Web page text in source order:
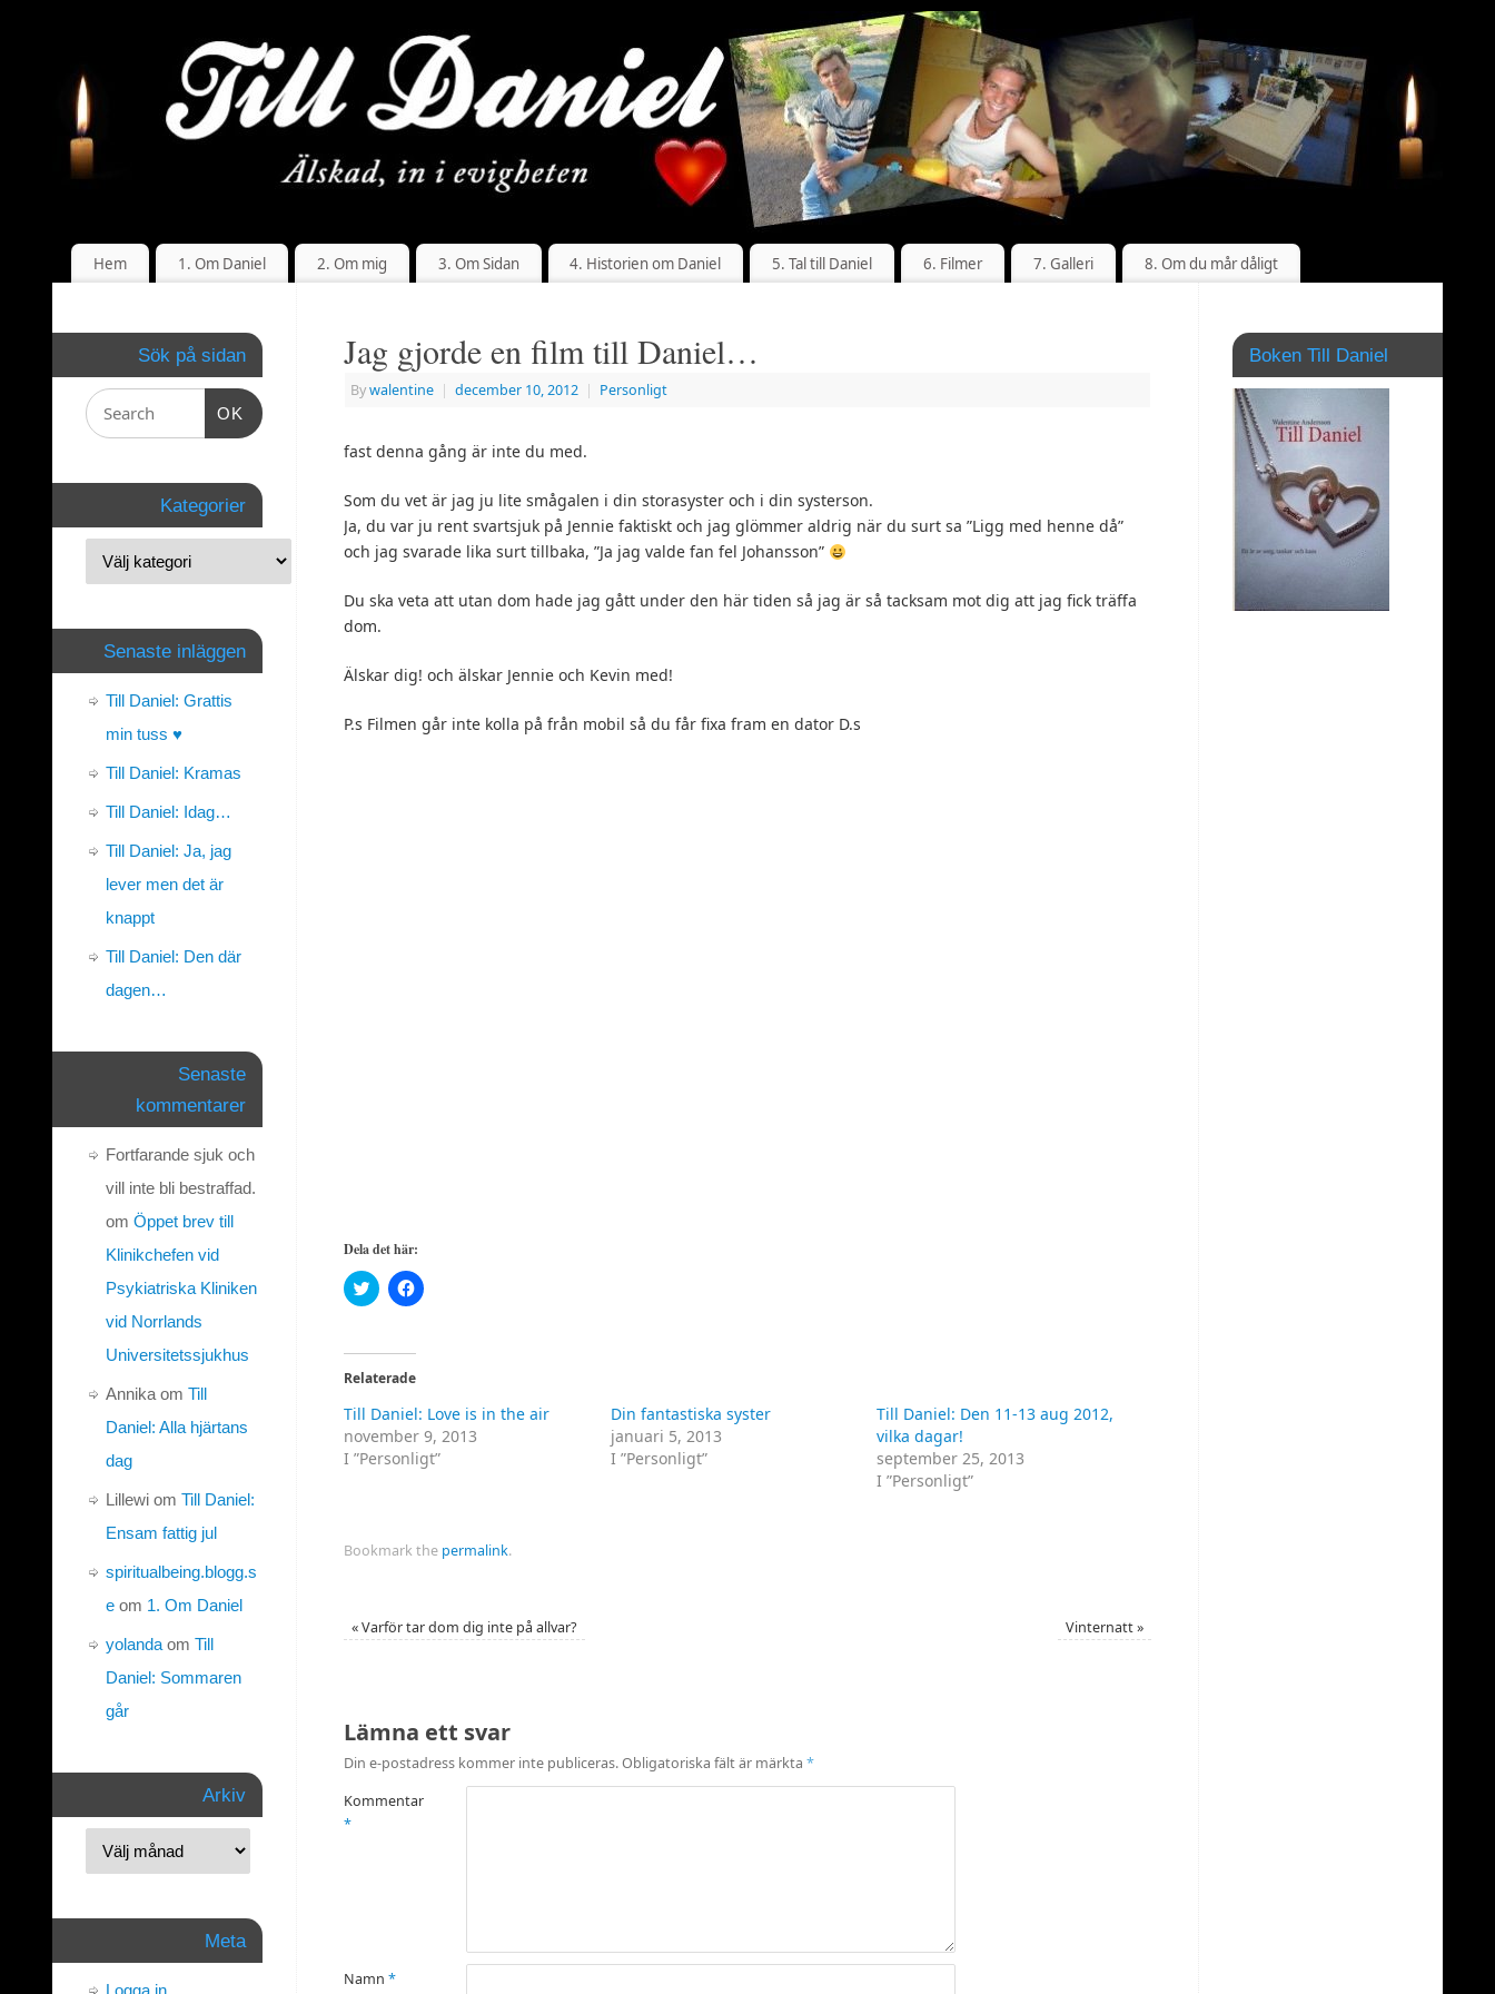
Hem 1. Om Daniel 2. Om mig 3. Om Sidan 4. Historien om Daniel 5. Tal till Daniel 6. Filmer 7. Galleri 8. Om du mår dåligt
Jag gjorde en film till Daniel…
Bywalentine | december 10, 2012 | Personligt
fast denna gång är inte du med.
Som du vet är jag ju lite smågalen i din storasyster och i din systerson.
Ja, du var ju rent svartsjuk på Jennie faktiskt och jag glömmer aldrig när du surt sa ”Ligg med henne då”
och jag svarade lika surt tillbaka, ”Ja jag valde fan fel Johansson”
Du ska veta att utan dom hade jag gått under den här tiden så jag är så tacksam mot dig att jag fick träffa
dom.
Älskar dig! och älskar Jennie och Kevin med!
P.s Filmen går inte kolla på från mobil så du får fixa fram en dator D.s
Dela det här:
Klicka
för
Twitter
(Öppnas
i
nytt
fönster)
Klicka
för
nytt
fönster)
Relaterade
Till Daniel: Love is in the air
november 9, 2013
I ”Personligt”
Din fantastiska syster
januari 5, 2013
I ”Personligt”
Till Daniel: Den 11-13 aug 2012,
vilka dagar!
september 25, 2013
I ”Personligt”
Bookmark the permalink.
«Varför tar dom dig inte på allvar? Vinternatt»
Lämna ett svar
Din e-postadress kommer inte publiceras.Obligatoriska fält är märkta *
Kommentar
*
Namn *
Sök på sidan
OK
Kategorier
Senaste inläggen
Till Daniel: Grattis
min tuss ♥
Till Daniel: Kramas
Till Daniel: Idag…
Till Daniel: Ja, jag
lever men det är
knappt
Till Daniel: Den där
dagen…
Senaste
kommentarer
Fortfarande sjuk och
vill inte bli bestraffad.
om Öppet brev till
Klinikchefen vid
Psykiatriska Kliniken
vid Norrlands
Universitetssjukhus
Annika om Till
Daniel: Alla hjärtans
dag
Lillewi om Till Daniel:
Ensam fattig jul
spiritualbeing.blogg.s
e om 1. Om Daniel
yolanda om Till
Daniel: Sommaren
går
Arkiv
Meta
Boken Till Daniel